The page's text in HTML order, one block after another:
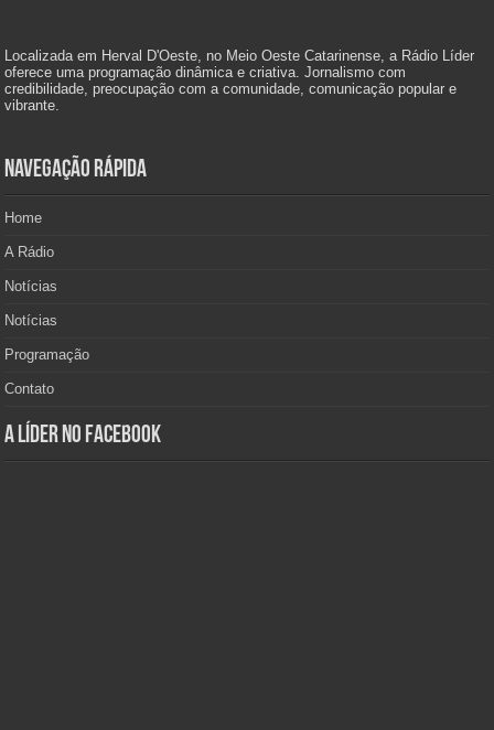
Localizada em Herval D'Oeste, no Meio Oeste Catarinense, a Rádio Líder
oferece uma programação dinâmica e criativa. Jornalismo com
credibilidade, preocupação com a comunidade, comunicação popular e
vibrante.
Navegação Rápida
Home
A Rádio
Notícias
Notícias
Programação
Contato
A Líder no Facebook